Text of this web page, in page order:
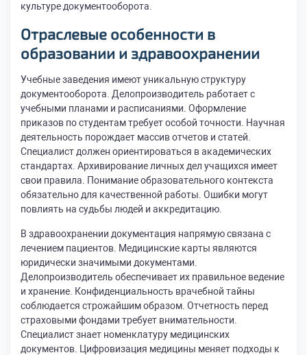
культуре документооборота.
Отраслевые особенности в
образовании и здравоохранении
Учебные заведения имеют уникальную структуру
документооборота. Делопроизводитель работает с
учебными планами и расписаниями. Оформление
приказов по студентам требует особой точности. Научная
деятельность порождает массив отчетов и статей.
Специалист должен ориентироваться в академических
стандартах. Архивирование личных дел учащихся имеет
свои правила. Понимание образовательного контекста
обязательно для качественной работы. Ошибки могут
повлиять на судьбы людей и аккредитацию.
В здравоохранении документация напрямую связана с
лечением пациентов. Медицинские карты являются
юридически значимыми документами.
Делопроизводитель обеспечивает их правильное ведение
и хранение. Конфиденциальность врачебной тайны
соблюдается строжайшим образом. Отчетность перед
страховыми фондами требует внимательности.
Специалист знает номенклатуру медицинских
документов. Цифровизация медицины меняет подходы к